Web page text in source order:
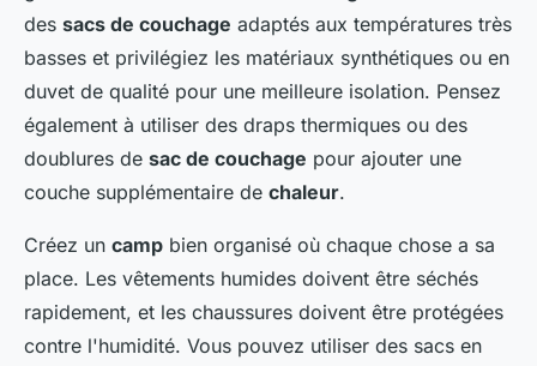
des sacs de couchage adaptés aux températures très
basses et privilégiez les matériaux synthétiques ou en
duvet de qualité pour une meilleure isolation. Pensez
également à utiliser des draps thermiques ou des
doublures de sac de couchage pour ajouter une
couche supplémentaire de chaleur.
Créez un camp bien organisé où chaque chose a sa
place. Les vêtements humides doivent être séchés
rapidement, et les chaussures doivent être protégées
contre l'humidité. Vous pouvez utiliser des sacs en